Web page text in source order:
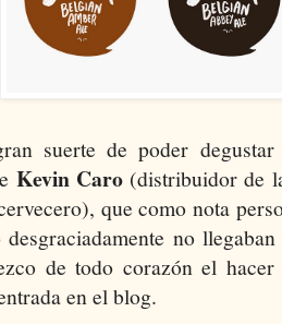
suerte de poder
Kevin Caro(distribuidor de
que como nota
no
de todo corazón el
en el blog.